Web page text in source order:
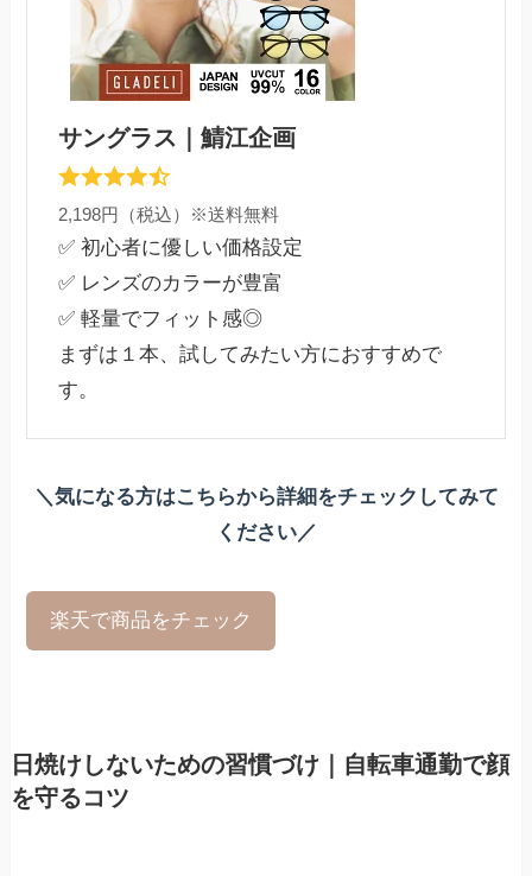
サングラス｜鯖江企画
2,198円（税込）※送料無料
✅ 初心者に優しい価格設定
✅ レンズのカラーが豊富
✅ 軽量でフィット感◎
まずは１本、試してみたい方におすすめで
す。
＼気になる方はこちらから詳細をチェックしてみて
ください／
楽天で商品をチェック
日焼けしないための習慣づけ｜自転車通勤で顔
を守るコツ